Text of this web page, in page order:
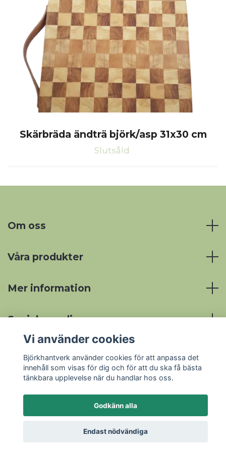
Skärbräda ändträ björk/asp 31x30 cm
Slutsåld
Om oss
Våra produkter
Mer information
Sociala medier
Vi använder cookies
Björkhantverk använder cookies för att anpassa det
innehåll som visas för dig och för att du ska få bästa
tänkbara upplevelse när du handlar hos oss.
Godkänn alla
Endast nödvändiga